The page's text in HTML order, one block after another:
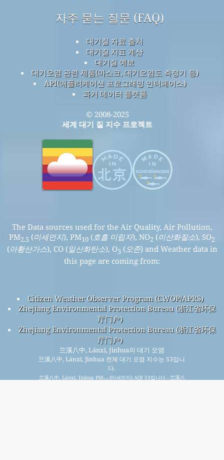
자주 묻는 질문 (FAQ)
대기질 자료 출처
대기질 지표 계산
대기질 예보
대기오염 관련 제품(마스크, 대기오염도 측정기 등)
API(애플리케이션 프로그래밍 인터페이스)
과거 데이터 플랫폼
© 2008-2025
세계 대기 질 지수 프로젝트
The Data sources used for the Air Quality, Air Pollution,
PM2.5 (미세먼지), PM10 ( 호흡 미립자), NO2 (이산화질소), SO2
(아황산가스), CO (일산화탄소), O3 (오존) and Weather data in
this page are coming from:
Citizen Weather Observer Program (CWOP/APRS)
Zhejiang Environmental Protection Bureau (浙江省环保
厅门户)
Zhejiang Environmental Protection Bureau (浙江省环保
厅门户)
兰溪八中, Lánxī, Jinhua의 대기 오염
兰溪八中, Lánxī, Jinhua 전체 대기 오염 지수는 53입니
다.
兰溪八中, Lánxī, Jinhua PM2.5(미세먼지) AQI 53입니다 - 兰溪八